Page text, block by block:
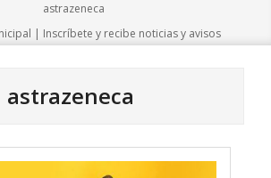
astrazeneca
| Inscríbete y recibe noticias y avisos
astrazeneca